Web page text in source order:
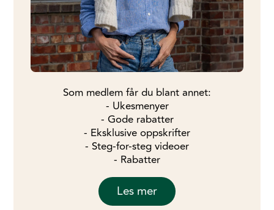
Som medlem får du blant annet:
- Ukesmenyer
- Gode rabatter
- Eksklusive oppskrifter
- Steg-for-steg videoer
- Rabatter
Les mer